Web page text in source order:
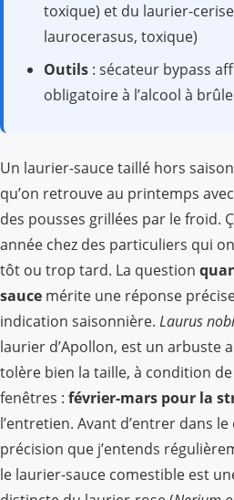
toxique) et du laurier-
laurocerasus, toxique)
Outils : sécateur bypass
obligatoire à l’alcool à
Un laurier-sauce taillé hors
qu’on retrouve au printemps
des pousses grillées par le froid.
année chez des particuliers qui
tôt ou trop tard. La question
sauce mérite une réponse
indication saisonnière. Laurus
laurier d’Apollon, est un arbuste
tolère bien la taille, à condition
fenêtres : février-mars pour la
l’entretien. Avant d’entrer dans
précision que j’entends
le laurier-sauce comestible est